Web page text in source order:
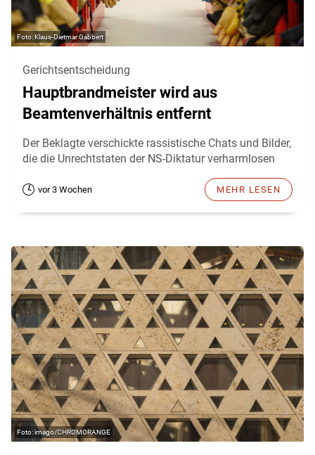
Klaus-Dietmar Gabbert
Gerichtsentscheidung
Hauptbrandmeister wird aus
Beamtenverhältnis entfernt
Der Beklagte verschickte rassistische Chats und Bilder,
die die Unrechtstaten der NS-Diktatur verharmlosen
vor 3 Wochen MEHR LESEN
imago/CHROMORANGE